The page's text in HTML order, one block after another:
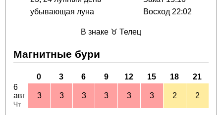
убывающая луна
Восход 22:02
В знаке ♉ Телец
Магнитные бури
0 3 6 9 12 15 18
21
6
авг
Чт
3 3 3 3 3 3 2 2